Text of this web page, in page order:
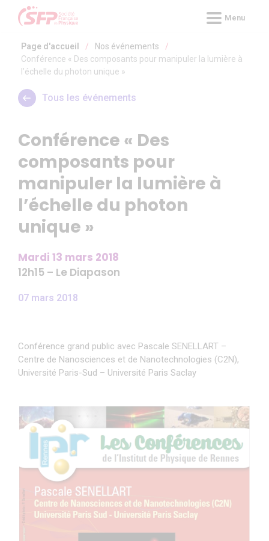
Panneau de gestion des cookies
Menu
Page d'accueil / Nos événements
/
Conférence « Des composants pour manipuler la lumière à
l’échelle du photon unique »
Tous les événements
Conférence « Des
composants pour
manipuler la lumière à
l’échelle du photon
unique »
Mardi 13 mars 2018
12h15 – Le Diapason
07 mars 2018
Conférence grand public avec Pascale SENELLART –
Centre de Nanosciences et de Nanotechnologies (C2N),
Université Paris-Sud – Université Paris Saclay